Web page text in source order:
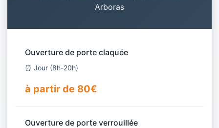
Arboras
Ouverture de porte claquée
⏰ Jour (8h-20h)
à partir de 80€
Ouverture de porte verrouillée